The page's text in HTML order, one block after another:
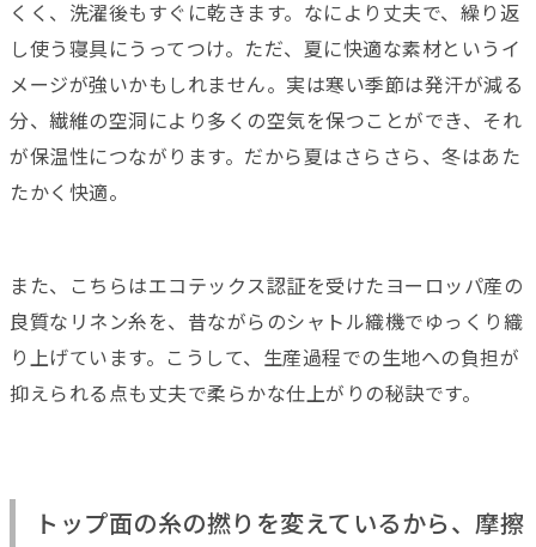
くく、洗濯後もすぐに乾きます。なにより丈夫で、繰り返
し使う寝具にうってつけ。ただ、夏に快適な素材というイ
メージが強いかもしれません。実は寒い季節は発汗が減る
分、繊維の空洞により多くの空気を保つことができ、それ
が保温性につながります。だから夏はさらさら、冬はあた
たかく快適。
また、こちらはエコテックス認証を受けたヨーロッパ産の
良質なリネン糸を、昔ながらのシャトル織機でゆっくり織
り上げています。こうして、生産過程での生地への負担が
抑えられる点も丈夫で柔らかな仕上がりの秘訣です。
トップ面の糸の撚りを変えているから、摩擦